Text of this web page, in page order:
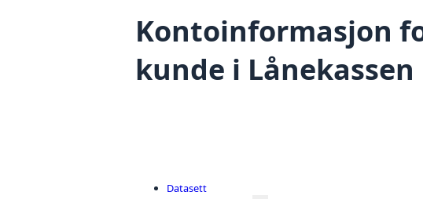
Kontoinformasjon
kunde i Lånekassen
Datasett